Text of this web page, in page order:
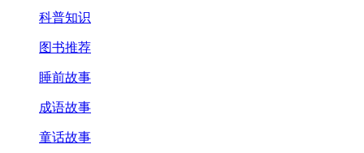
科普知识
图书推荐
睡前故事
成语故事
童话故事